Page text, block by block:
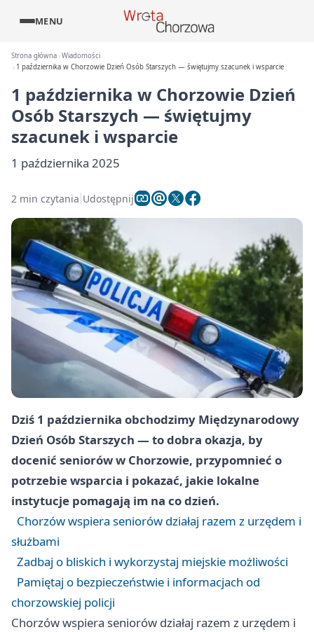
MENU
Strona główna Wiadomości
1 października w Chorzowie Dzień Osób Starszych — świętujmy szacunek i wsparcie
1 października w Chorzowie Dzień
Osób Starszych — świętujmy
szacunek i wsparcie
1 października 2025
2 min czytania Udostępnij
Dziś 1 października obchodzimy Międzynarodowy
Dzień Osób Starszych — to dobra okazja, by
docenić seniorów w Chorzowie, przypomnieć o
potrzebie wsparcia i pokazać, jakie lokalne
instytucje pomagają im na co dzień.
Chorzów wspiera seniorów działaj razem z urzędem i
służbami
Zadbaj o bliskich i wykorzystaj miejskie możliwości
Pamiętaj o bezpieczeństwie i informacjach od
chorzowskiej policji
Chorzów wspiera seniorów działaj razem z urzędem i